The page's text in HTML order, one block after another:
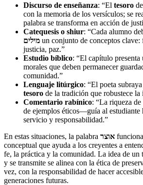
Discurso de enseñanza: “El tesoro
con la memoria de los versículos; se
palabra se transforma en acción de
Catequesis o shiur: “Cada alumno
מילים un conjunto de conceptos clave:
justicia, paz.”
Estudio bíblico: “El capítulo presenta
morales que deben permanecer
comunidad.”
Lenguaje litúrgico: “El poeta
tesoro de la tradición que robustece
Comentario rabínico: “La riqueza
de ejemplos éticos—guía al estudiante
servicio y responsabilidad.”
En estas situaciones, la palabra אוצר
conceptual que ayuda a los creyentes a
fe, la práctica y la comunidad. La idea de un
y se transmite se alinea con la ética de
vez, con la responsabilidad de hacer
generaciones futuras.